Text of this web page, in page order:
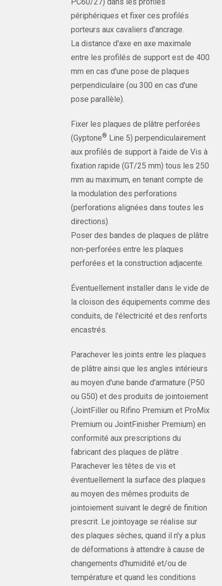
périphériques et fixer ces profilés
porteurs aux cavaliers d'ancrage.
La distance d'axe en axe maximale
entre les profilés de support est de 400
mm en cas d'une pose de plaques
perpendiculaire (ou 300 en cas d'une
pose parallèle).
Fixer les plaques de plâtre perforées
(Gyptone® Line 5) perpendiculairement
aux profilés de support à l'aide de Vis à
fixation rapide (GT/25 mm) tous les 250
mm au maximum, en tenant compte de
la modulation des perforations
(perforations alignées dans toutes les
directions).
Poser des bandes de plaques de plâtre
non-perforées entre les plaques
perforées et la construction adjacente.
Éventuellement installer dans le vide de
la cloison des équipements comme des
conduits, de l'électricité et des renforts
encastrés.
Parachever les joints entre les plaques
de plâtre ainsi que les angles intérieurs
au moyen d'une bande d'armature (P50
ou G50) et des produits de jointoiement
(JointFiller ou Rifino Premium et ProMix
Premium ou JointFinisher Premium) en
conformité aux prescriptions du
fabricant des plaques de plâtre .
Parachever les têtes de vis et
éventuellement la surface des plaques
au moyen des mêmes produits de
jointoiement suivant le degré de finition
prescrit. Le jointoyage se réalise sur
des plaques sèches, quand il n'y a plus
de déformations à attendre à cause de
changements d'humidité et/ou de
température et quand les conditions